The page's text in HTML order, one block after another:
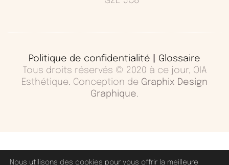
Politique de confidentialité
Glossaire
Tous droits réservés © 2020 à ce jour, OIA
Esthétique. Conception de Graphix Design
Graphique.
Nous utilisons des cookies pour vous offrir la meilleure